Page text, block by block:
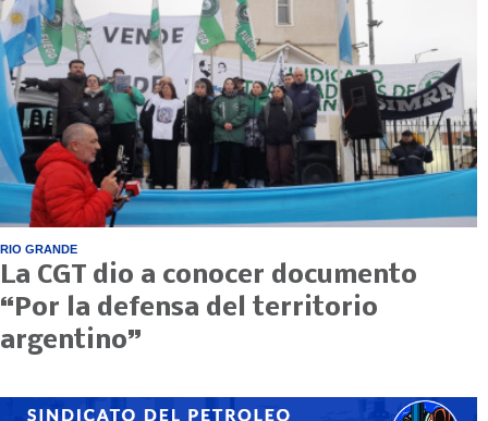
RIO GRANDE
La CGT dio a conocer documento
“Por la defensa del territorio
argentino”